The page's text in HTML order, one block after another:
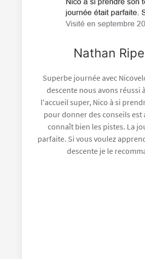
Nathan
Superbe journée avec
descente nous avons réussi
l'accueil super, Nico à si
pour donner des conseils est
connaît bien les pistes. La
parfaite. Si vous voulez
descente je le